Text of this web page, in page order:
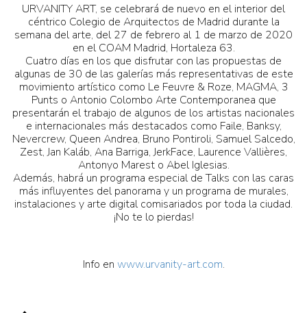
URVANITY ART, se celebrará de nuevo en el interior del
céntrico Colegio de Arquitectos de Madrid durante la
semana del arte, del 27 de febrero al 1 de marzo de 2020
en el COAM Madrid, Hortaleza 63.
Cuatro días en los que disfrutar con las propuestas de
algunas de 30 de las galerías más representativas de este
movimiento artístico como Le Feuvre & Roze, MAGMA, 3
Punts o Antonio Colombo Arte Contemporanea que
presentarán el trabajo de algunos de los artistas nacionales
e internacionales más destacados como Faile, Banksy,
Nevercrew, Queen Andrea, Bruno Pontiroli, Samuel Salcedo,
Zest, Jan Kaláb, Ana Barriga, JerkFace, Laurence Vallières,
Antonyo Marest o Abel Iglesias.
Además, habrá un programa especial de Talks con las caras
más influyentes del panorama y un programa de murales,
instalaciones y arte digital comisariados por toda la ciudad.
¡No te lo pierdas!
Info en www.urvanity-art.com.